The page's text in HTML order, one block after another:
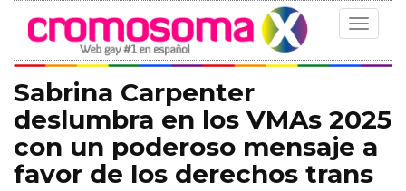
Toggle
Sabrina Carpenter
deslumbra en los VMAs 2025
con un poderoso mensaje a
favor de los derechos trans